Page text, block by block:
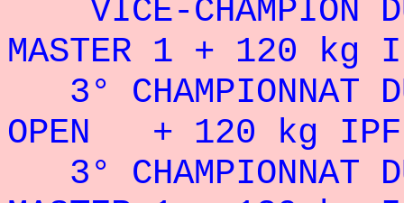
VICE-CHAMPION DU
MASTER 1 + 120
3° CHAMPIONNAT
OPEN + 120 kg
3° CHAMPIONNAT